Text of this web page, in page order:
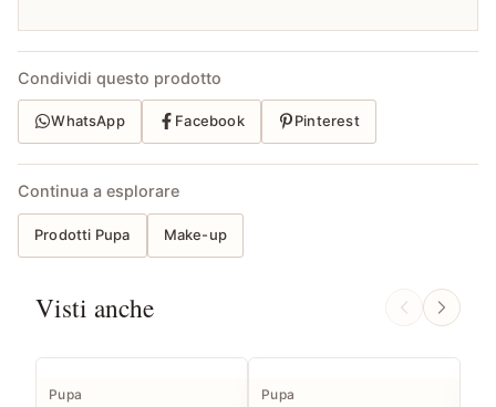
Condividi questo prodotto
WhatsApp Facebook Pinterest
Continua a esplorare
Prodotti Pupa Make-up
Visti anche
Pupa Pupa